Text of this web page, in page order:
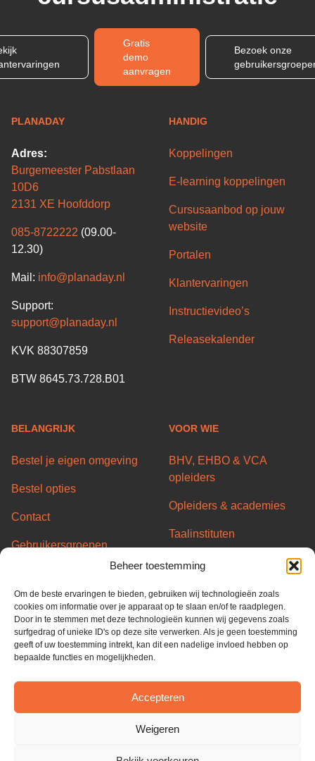
Beheer toestemming
Om de beste ervaringen te bieden, gebruiken wij technologieën zoals
cookies om informatie over je apparaat op te slaan en/of te raadplegen.
Door in te stemmen met deze technologieën kunnen wij gegevens zoals
surfgedrag of unieke ID's op deze site verwerken. Als je geen toestemming
geeft of uw toestemming intrekt, kan dit een nadelige invloed hebben op
bepaalde functies en mogelijkheden.
Accepteren
Weigeren
Gratis
demo
aanvragen
Bezoek onze
PLANADAY
Adres:
Burgemeester Pabstlaan
10D6
2131 XE Hoofddorp
085-8722222 (09.00-
12.30)
Mail: info@planaday.nl
Support:
support@planaday.nl
KVK 88307859
BTW 8645.73.728.B01
HANDIG
Koppelingen
E-learning koppelingen
Cursusaanbod op jouw
website
Portalen
Klantervaringen
Instructievideo’s
Releasekalender
BELANGRIJK
Bestel je eigen omgeving
Bestel opties
Contact
Gebruikersgroepen
Partners
Algemene voorwaarden
Privacy Policy
Cookie Policy
ISO 27001
VOOR WIE
BHV, EHBO & VCA
opleiders
Opleiders & academies
Taalinstituten
Transport/Code95
Overheid & Gemeentes